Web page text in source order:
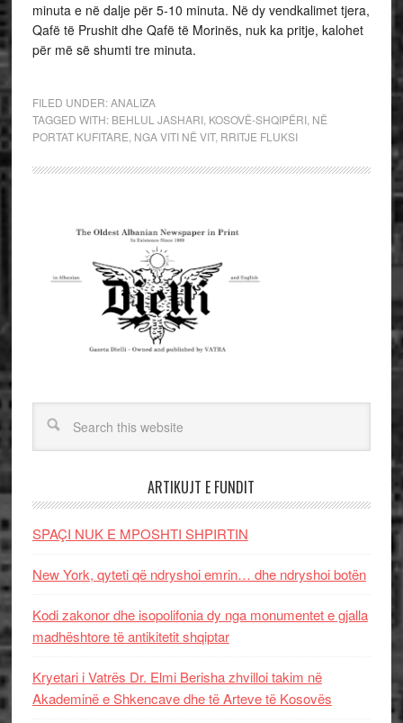
minuta e në dalje për 5-10 minuta. Në dy vendkalimet tjera,
Qafë të Prushit dhe Qafë të Morinës, nuk ka pritje, kalohet
për më së shumti tre minuta.
FILED UNDER:ANALIZA
TAGGED WITH: BEHLUL JASHARI, KOSOVË-SHQIPËRI, NË
PORTAT KUFITARE NGA VITI NË VIT, RRITJE FLUKSI
ARTIKUJT E FUNDIT
SPAÇI NUK E MPOSHTI SHPIRTIN
New York, qyteti që ndryshoi emrin… dhe ndryshoi botën
Kodi zakonor dhe isopolifonia dy nga monumentet e gjalla
madhështore të antikitetit shqiptar
Kryetari i Vatrës Dr. Elmi Berisha zhvilloi takim në
Akademinë e Shkencave dhe të Arteve të Kosovës